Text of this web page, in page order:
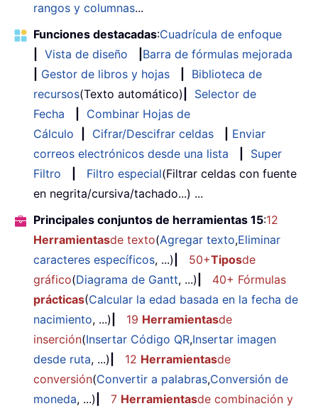
rangos y columnas...
Funciones destacadas:Cuadrícula de enfoque
Vista de diseño
Barra de fórmulas mejorada
Gestor de libros y hojas
Biblioteca de
recursos(Texto automático)
Selector de
Fecha
Combinar Hojas de
Cálculo
Cifrar/Descifrar celdas
Enviar
correos electrónicos desde una lista
Super
Filtro
Filtro especial(Filtrar celdas con fuente
en negrita/cursiva/tachado...) ...
Principales conjuntos de herramientas 15:12
Herramientasde texto(Agregar texto,Eliminar
caracteres específicos, ...) 50+Tiposde
gráfico(Diagrama de Gantt, ...)
40+ Fórmulas
prácticas(Calcular la edad basada en la fecha de
nacimiento, ...) 19 Herramientasde
inserción(Insertar Código QR,Insertar imagen
desde ruta, ...) 12 Herramientasde
conversión(Convertir a palabras,Conversión de
moneda, ...) 7 Herramientasde combinación y